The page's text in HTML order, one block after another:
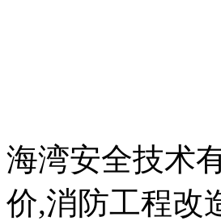
海湾安全技术
价,消防工程改